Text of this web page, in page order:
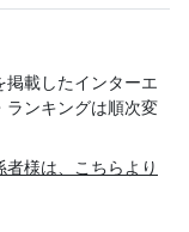
載したインターエ
ランキングは順次変
様は、こちらより